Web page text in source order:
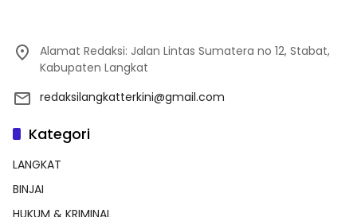
Alamat Redaksi: Jalan Lintas Sumatera no 12, Stabat,
Kabupaten Langkat
redaksilangkatterkini@gmail.com
Kategori
LANGKAT
BINJAI